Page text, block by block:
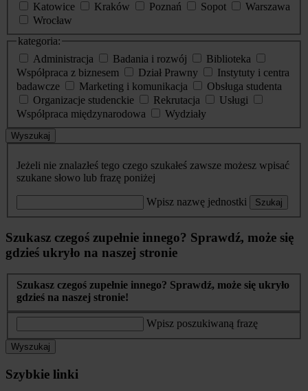
Katowice
Kraków Poznań Sopot
Warszawa
Wrocław
kategoria:
Administracja
Badania i rozwój
Biblioteka
Współpraca z biznesem
Dział Prawny
Instytuty i centra
badawcze
Marketing i komunikacja
Obsługa studenta
Organizacje studenckie
Rekrutacja
Usługi
Współpraca międzynarodowa
Wydziały
Wyszukaj
Jeżeli nie znalazłeś tego czego szukałeś zawsze możesz wpisać
szukane słowo lub frazę poniżej
Wpisz nazwę jednostki Szukaj
Szukasz czegoś zupełnie innego? Sprawdź, może się
gdzieś ukryło na naszej stronie
Szukasz czegoś zupełnie innego? Sprawdź, może się ukryło
gdzieś na naszej stronie!
Wpisz poszukiwaną frazę
Wyszukaj
Szybkie linki